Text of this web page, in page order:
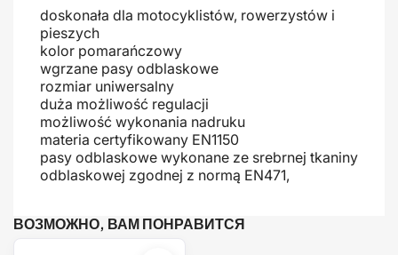
doskonała dla motocyklistów, rowerzystów i
pieszych
kolor pomarańczowy
wgrzane pasy odblaskowe
rozmiar uniwersalny
duża możliwość regulacji
możliwość wykonania nadruku
materia certyfikowany EN1150
pasy odblaskowe wykonane ze srebrnej tkaniny
odblaskowej zgodnej z normą EN471,
ВОЗМОЖНО, ВАМ ПОНРАВИТСЯ